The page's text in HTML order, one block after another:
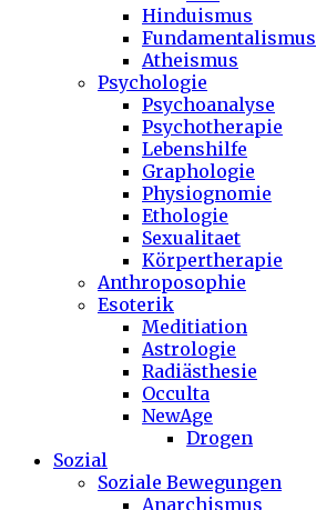
Hinduismus
Fundamentalismus
Atheismus
Psychologie
Psychoanalyse
Psychotherapie
Lebenshilfe
Graphologie
Physiognomie
Ethologie
Sexualitaet
Körpertherapie
Anthroposophie
Esoterik
Meditiation
Astrologie
Radiästhesie
Occulta
NewAge
Drogen
Sozial
Soziale Bewegungen
Anarchismus